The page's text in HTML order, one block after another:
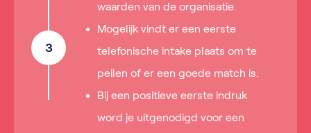
3
waarden van de organisatie.
Mogelijk vindt er een eerste
telefonische intake plaats om te
peilen of er een goede match is.
Bij een positieve eerste indruk
word je uitgenodigd voor een